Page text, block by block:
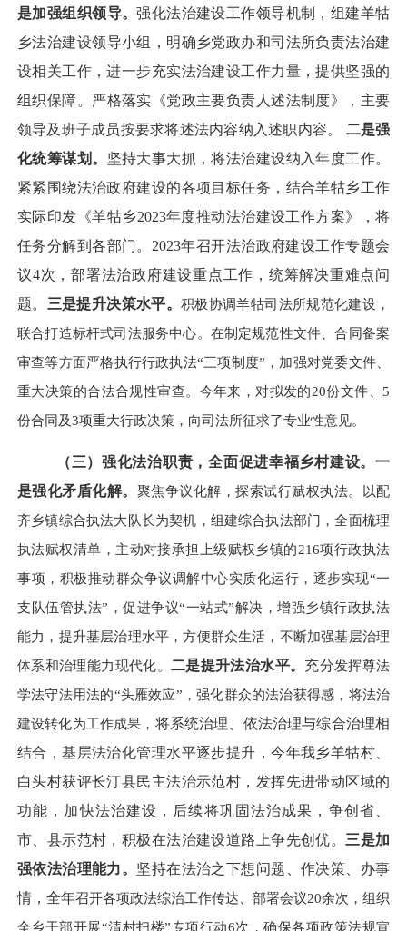
是加强组织领导。强化法治建设工作领导机制
，组建羊牯
乡法治建设领导小组，明确乡党政办和司法所负责法治建
设相关工作，进一步充实法治建设工作力量，提供坚强的
组织保障。严格落实《党政主要负责人述法制度》 ， 主要
领导及班子成员按要求将述法内容纳入述职内容。
二是强
化统筹谋划。 坚持大事大抓，将法治建设纳入年度工作。
紧紧围绕法治政府建设的各项目标任务，结合羊牯乡工作
实际印发《羊牯乡2023年度推动法治建设工作方案》，将
任务分解到各部门。 2023年召开法治政府建设工作专题会
议4次，部署法治政府建设重点工作， 统筹解决重难点问
题。 三是提升决策水平。 积极协调羊牯司法所规范化建设，
联合打造标杆式司法服务中心。在制定规范性文件、合同备案
审查等方面严格执行行政执法“三项制度”，加强对党委文件、
重大决策的合法合规性审查。今年来，对拟发的20份文件、5
份合同及3项重大行政决策，向司法所征求了专业性意见。
（三）强化法治职责，全面促进幸福乡村建设。 一
是强化矛盾化解。 聚焦争议化解，探索试行赋权执法。以配
齐乡镇综合执法大队长为契机，组建综合执法部门，全面梳理
执法赋权清单，主动对接承担上级赋权乡镇的216项行政执法
事项，积极推动群众争议调解中心实质化运行，逐步实现“一
支队伍管执法”，促进争议“一站式”解决，增强乡镇行政执法
能力，提升基层治理水平，方便群众生活，不断加强基层治理
体系和治理能力现代化。 二是提升法治水平。 充分发挥尊法
学法守法用法的“头雁效应”，强化群众的法治获得感，将法治
建设转化为工作成果， 将系统治理、依法治理与综合治理相
结合，基层法治化管理水平逐步提升，今年我乡羊牯村、
白头村获评长汀县民主法治示范村，发挥先进带动区域的
功能，加快法治建设，后续将巩固法治成果，争创省、
市、县示范村，积极在法治建设道路上争先创优。 三是加
强依法治理能力。 坚持在法治之下想问题、作决策、办事
情，全年召开各项政法综治工作传达、部署会议20余次，组织
全乡干部开展“清村扫楼”专项行动6次，确保各项政策法规宣